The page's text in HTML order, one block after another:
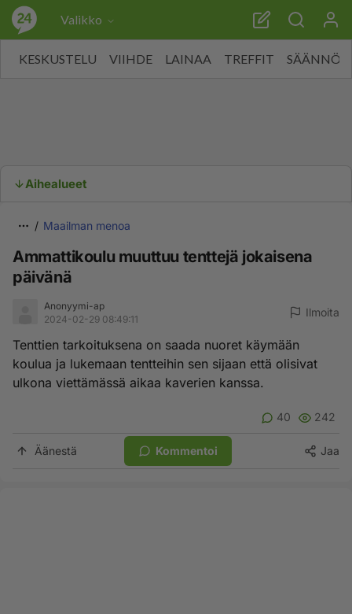
Valikko
KESKUSTELU VIIHDE LAINAA TREFFIT SÄÄNNÖT
Aihealueet
Maailman menoa
Ammattikoulu muuttuu tenttejä jokaisena
päivänä
Anonyymi-ap
2024-02-29 08:49:11
Ilmoita
Tenttien tarkoituksena on saada nuoret käymään
koulua ja lukemaan tentteihin sen sijaan että olisivat
ulkona viettämässä aikaa kaverien kanssa.
40 242
Äänestä Kommentoi Jaa